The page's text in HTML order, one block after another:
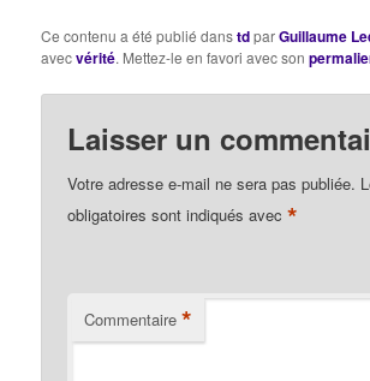
Ce contenu a été publié danstdparGuillaume
avecvérité. Mettez-le en favori avec son
Laisser un
Votre adresse e-mail ne sera pas publiée.
obligatoires sont indiqués avec*
Commentaire *